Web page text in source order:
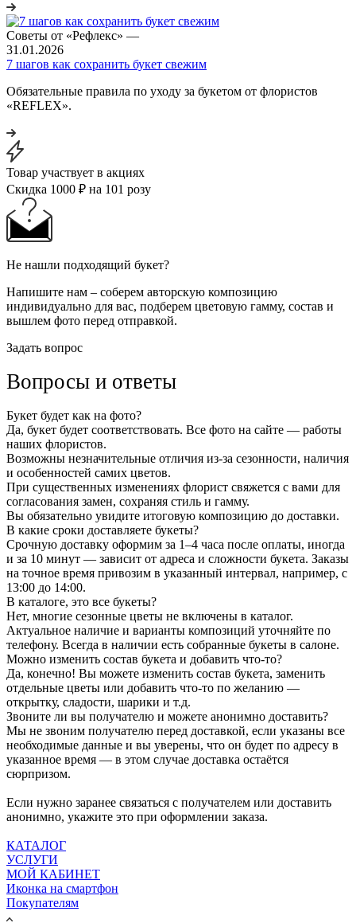
Советы от «Рефлекс» —
31.01.2026
7 шагов как сохранить букет свежим
Обязательные правила по уходу за букетом от флористов
«REFLEX».
Товар участвует в акциях
Скидка 1000 ₽ на 101 розу
Не нашли подходящий букет?
Напишите нам – соберем авторскую композицию
индивидуально для вас, подберем цветовую гамму, состав и
вышлем фото перед отправкой.
Задать вопрос
Вопросы и ответы
Букет будет как на фото?
Да, букет будет соответствовать. Все фото на сайте — работы
наших флористов.
Возможны незначительные отличия из-за сезонности, наличия
и особенностей самих цветов.
При существенных изменениях флорист свяжется с вами для
согласования замен, сохраняя стиль и гамму.
Вы обязательно увидите итоговую композицию до доставки.
В какие сроки доставляете букеты?
Срочную доставку оформим за 1–4 часа после оплаты, иногда
и за 10 минут — зависит от адреса и сложности букета. Заказы
на точное время привозим в указанный интервал, например, с
13:00 до 14:00.
В каталоге, это все букеты?
Нет, многие сезонные цветы не включены в каталог.
Актуальное наличие и варианты композиций уточняйте по
телефону. Всегда в наличии есть собранные букеты в салоне.
Можно изменить состав букета и добавить что-то?
Да, конечно! Вы можете изменить состав букета, заменить
отдельные цветы или добавить что-то по желанию —
открытку, сладости, шарики и т.д.
Звоните ли вы получателю и можете анонимно доставить?
Мы не звоним получателю перед доставкой, если указаны все
необходимые данные и вы уверены, что он будет по адресу в
указанное время — в этом случае доставка остаётся
сюрпризом.
Если нужно заранее связаться с получателем или доставить
анонимно, укажите это при оформлении заказа.
КАТАЛОГ
УСЛУГИ
МОЙ КАБИНЕТ
Иконка на смартфон
Покупателям